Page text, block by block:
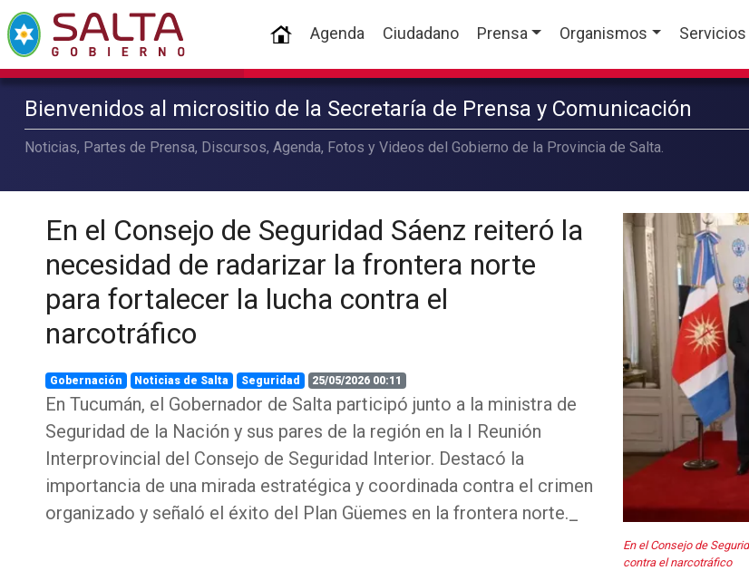
(current)
Agenda Ciudadano Prensa Organismos Servicios
Bienvenidos al micrositio de la Secretaría de Prensa y Comunicación
Noticias, Partes de Prensa, Discursos, Agenda, Fotos y Videos del Gobierno de la Provincia de Salta.
En el Consejo de Seguridad Sáenz reiteró la
necesidad de radarizar la frontera norte
para fortalecer la lucha contra el
narcotráfico
Gobernación Noticias de Salta Seguridad 25/05/2026 00:11
En Tucumán, el Gobernador de Salta participó junto a la ministra de
Seguridad de la Nación y sus pares de la región en la I Reunión
Interprovincial del Consejo de Seguridad Interior. Destacó la
importancia de una mirada estratégica y coordinada contra el crimen
organizado y señaló el éxito del Plan Güemes en la frontera norte._
En el Consejo de
contra el narcotráfico